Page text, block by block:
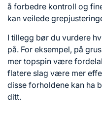
å forbedre kontroll og
kan veilede
I tillegg bør du vurdere
på. For eksempel, på
mer topspin være
flatere slag være mer
disse forholdene kan ha
ditt.